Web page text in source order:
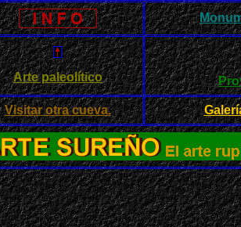
Arte paleolítico
Visitar otra cueva.